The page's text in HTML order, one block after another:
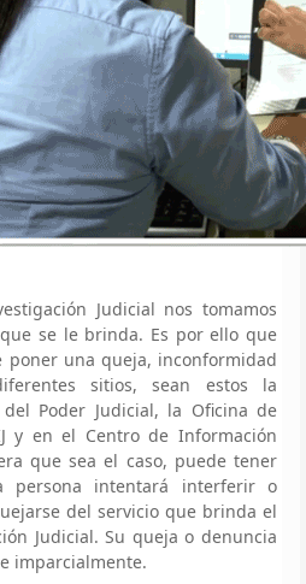
Judicial nos tomamos
se le brinda. Es por ello que
poner una queja, inconformidad
sitios, sean estos la
Poder Judicial, la Oficina de
y en el Centro de Información
que sea el caso, puede tener
persona intentará interferir o
del servicio que brinda el
Judicial. Su queja o denuncia
imparcialmente.